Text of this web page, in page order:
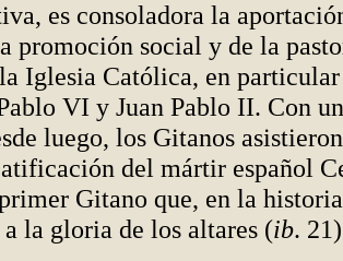
es consoladora la
promoción social y de la
Iglesia Católica, en
VI y Juan Pablo II. Con
luego, los Gitanos
del mártir español
Gitano que, en la
la gloria de los altares (ib.